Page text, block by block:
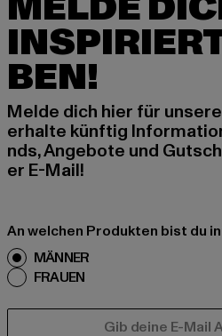
BEN!
Melde dich hier für
erhalte künftig
nds, Angebote und
er E-Mail!
An welchen Produkten bist du
MÄNNER
FRAUEN